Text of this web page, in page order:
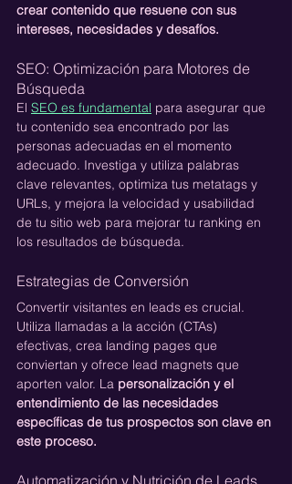
crear contenido que resuene con sus
intereses, necesidades y desafíos.
SEO: Optimización para Motores de
Búsqueda
El SEO es fundamental para asegurar que
tu contenido sea encontrado por las
personas adecuadas en el momento
adecuado. Investiga y utiliza palabras
clave relevantes, optimiza tus metatags y
URLs, y mejora la velocidad y usabilidad
de tu sitio web para mejorar tu ranking en
los resultados de búsqueda.
Estrategias de Conversión
Convertir visitantes en leads es crucial.
Utiliza llamadas a la acción (CTAs)
efectivas, crea landing pages que
conviertan y ofrece lead magnets que
aporten valor. La personalización y el
entendimiento de las necesidades
específicas de tus prospectos son clave en
este proceso.
Automatización y Nutrición de Leads